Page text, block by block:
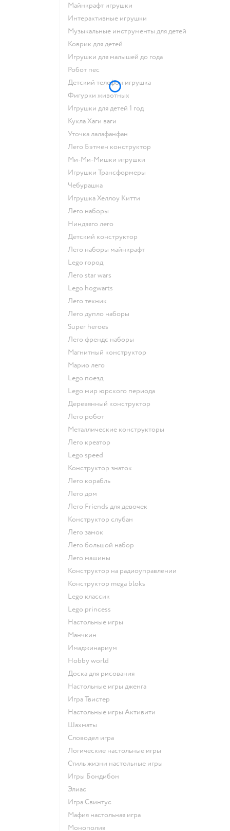
Майнкрафт игрушки
Интерактивные игрушки
Музыкальные инструменты для детей
Коврик для детей
Игрушки для малышей до года
Робот пес
Детский телефон игрушка
Фигурки животных
Игрушки для детей 1 год
Кукла Хаги ваги
Уточка лалафанфан
Лего Бэтмен конструктор
Ми-Ми-Мишки игрушки
Игрушки Трансформеры
Чебурашка
Игрушка Хеллоу Китти
Лего наборы
Ниндзяго лего
Детский конструктор
Лего наборы майнкрафт
Lego город
Лего star wars
Lego hogwarts
Лего техник
Лего дупло наборы
Super heroes
Лего френдс наборы
Магнитный конструктор
Марио лего
Lego поезд
Lego мир юрского периода
Деревянный конструктор
Лего робот
Металлические конструкторы
Лего креатор
Lego speed
Конструктор знаток
Лего корабль
Лего дом
Лего Friends для девочек
Конструктор слубан
Лего замок
Лего большой набор
Лего машины
Конструктор на радиоуправлении
Конструктор mega bloks
Lego классик
Lego princess
Настольные игры
Манчкин
Имаджинариум
Hobby world
Доска для рисования
Настольные игры дженга
Игра Твистер
Настольные игры Активити
Шахматы
Словодел игра
Логические настольные игры
Стиль жизни настольные игры
Игры Бондибон
Элиас
Игра Свинтус
Мафия настольная игра
Монополия